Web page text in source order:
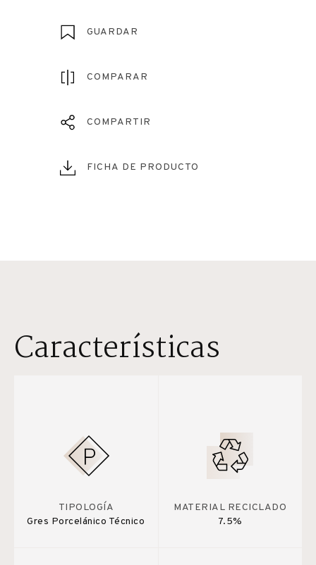
GUARDAR
COMPARAR
COMPARTIR
FICHA DE PRODUCTO
Características
TIPOLOGÍA
Gres Porcelánico Técnico
MATERIAL RECICLADO
7.5%